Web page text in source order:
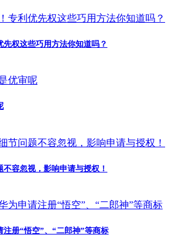
权这些巧用方法你知道吗？
容忽视，影响申请与授权！
册“悟空”、“二郎神”等商标